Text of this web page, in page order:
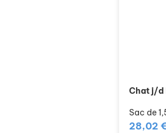
Chat j/d
Sac de
28,02